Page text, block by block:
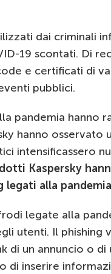
dai criminali
19 scontati. Di
e certificati di
pubblici.
pandemia hanno
hanno osservato
intensificassero
Kaspersky
legati alla
legate alla
utenti. Il phishing
di un annuncio o di
di inserire